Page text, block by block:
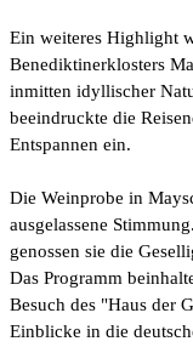
Ein weiteres Highlight
Benediktinerklosters
inmitten idyllischer
beeindruckte die
Entspannen ein.
Die Weinprobe in
ausgelassene
genossen sie die
Das Programm
Besuch des "Haus der
Einblicke in die